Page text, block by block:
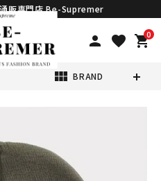
販専門店 Be-Supremer
person favorite 0
shopping_cart
view_module BRAND